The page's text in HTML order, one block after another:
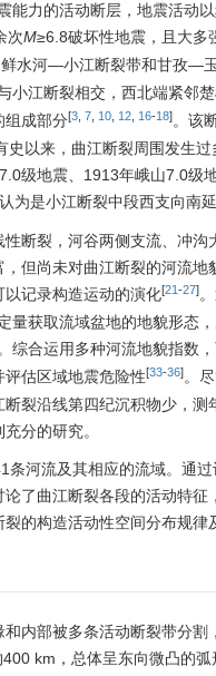
力的活动断层，地震活动以
次M≥6.8破坏性地震，且大多
水河—小江断裂带和甘孜—
小江断裂相交，西北端紧邻
组成部分[3 7 10 12 16-18]。该
以来，曲江断裂周围发生
级地震、1913年峨山7.0级
为是小江断裂中段西支向南
断裂，河谷两侧支流、冲沟
但尚未对曲江断裂的河流地
记录构造运动的演化[21-27]
量获取流域盆地的地貌形态
。综合运用多种河流地貌指数
估区域地震危险性[33-36]。
裂沿线第四纪沉积物少，测
分的研究。
河流及其相应的流域。通
了曲江断裂各段的活动特征
的构造活动性空间分布规律
内部被多条活动断裂带分割
km，总体呈东向微凸的弧